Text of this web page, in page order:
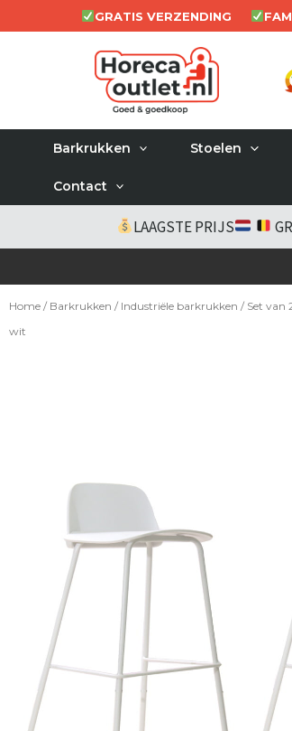
naar
GRATIS VERZENDING
Barkrukken Stoelen
Contact
LAAGSTE PRIJS
Home / Barkrukken / Industriële barkrukken / Set van
wit